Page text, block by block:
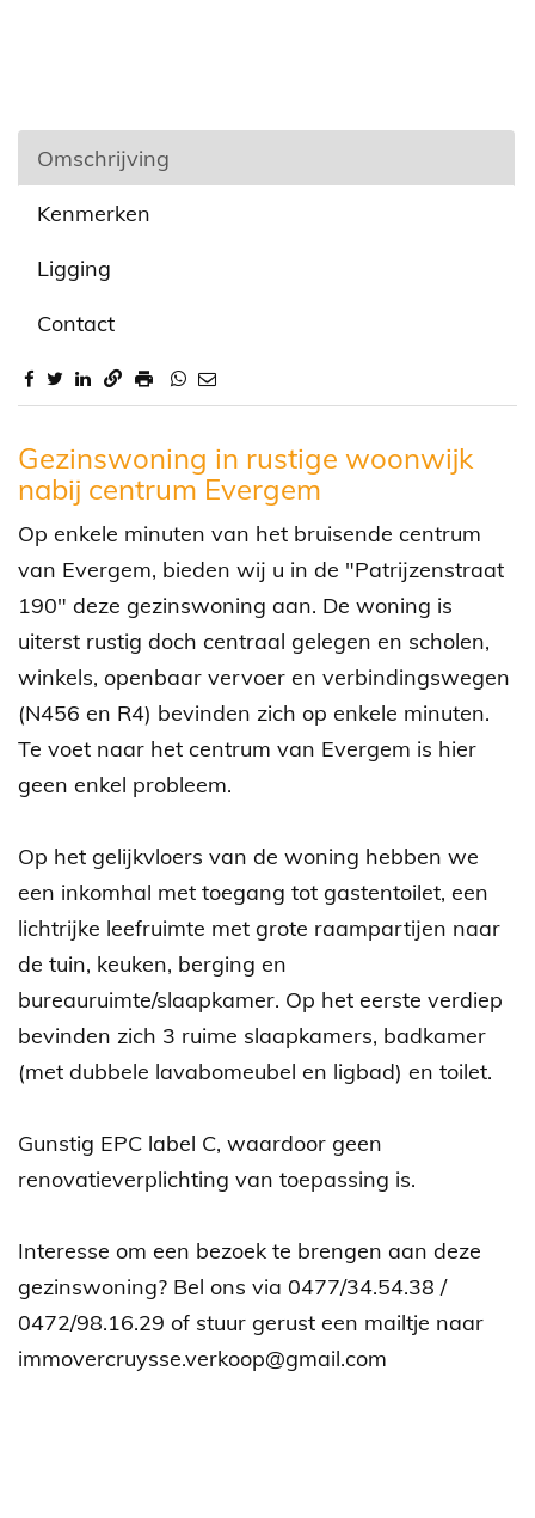
Omschrijving
Kenmerken
Ligging
Contact
Omschrijving
Gezinswoning in rustige woonwijk
nabij centrum Evergem
Op enkele minuten van het bruisende centrum
van Evergem, bieden wij u in de "Patrijzenstraat
190" deze gezinswoning aan. De woning is
uiterst rustig doch centraal gelegen en scholen,
winkels, openbaar vervoer en verbindingswegen
(N456 en R4) bevinden zich op enkele minuten.
Te voet naar het centrum van Evergem is hier
geen enkel probleem.
Op het gelijkvloers van de woning hebben we
een inkomhal met toegang tot gastentoilet, een
lichtrijke leefruimte met grote raampartijen naar
de tuin, keuken, berging en
bureauruimte/slaapkamer. Op het eerste verdiep
bevinden zich 3 ruime slaapkamers, badkamer
(met dubbele lavabomeubel en ligbad) en toilet.
Gunstig EPC label C, waardoor geen
renovatieverplichting van toepassing is.
Interesse om een bezoek te brengen aan deze
gezinswoning? Bel ons via 0477/34.54.38 /
0472/98.16.29 of stuur gerust een mailtje naar
immovercruysse.verkoop@gmail.com